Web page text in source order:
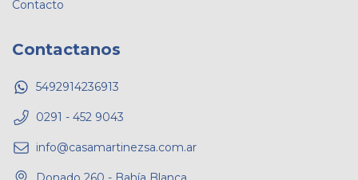
Contacto
Contactanos
5492914236913
0291 - 452 9043
info@casamartinezsa.com.ar